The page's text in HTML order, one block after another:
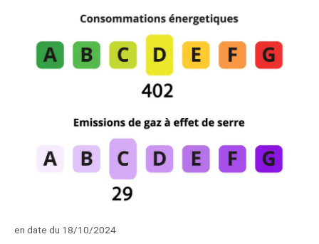
en date du 18/10/2024